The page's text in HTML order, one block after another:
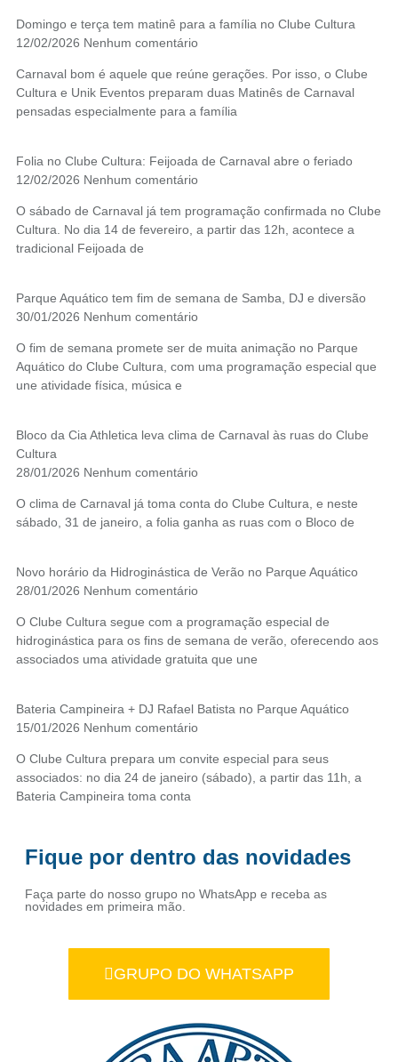
Domingo e terça tem matinê para a família no Clube Cultura
12/02/2026 Nenhum comentário
Carnaval bom é aquele que reúne gerações. Por isso, o Clube
Cultura e Unik Eventos preparam duas Matinês de Carnaval
pensadas especialmente para a família
Folia no Clube Cultura: Feijoada de Carnaval abre o feriado
12/02/2026 Nenhum comentário
O sábado de Carnaval já tem programação confirmada no Clube
Cultura. No dia 14 de fevereiro, a partir das 12h, acontece a
tradicional Feijoada de
Parque Aquático tem fim de semana de Samba, DJ e diversão
30/01/2026 Nenhum comentário
O fim de semana promete ser de muita animação no Parque
Aquático do Clube Cultura, com uma programação especial que
une atividade física, música e
Bloco da Cia Athletica leva clima de Carnaval às ruas do Clube
Cultura
28/01/2026 Nenhum comentário
O clima de Carnaval já toma conta do Clube Cultura, e neste
sábado, 31 de janeiro, a folia ganha as ruas com o Bloco de
Novo horário da Hidroginástica de Verão no Parque Aquático
28/01/2026 Nenhum comentário
O Clube Cultura segue com a programação especial de
hidroginástica para os fins de semana de verão, oferecendo aos
associados uma atividade gratuita que une
Bateria Campineira + DJ Rafael Batista no Parque Aquático
15/01/2026 Nenhum comentário
O Clube Cultura prepara um convite especial para seus
associados: no dia 24 de janeiro (sábado), a partir das 11h, a
Bateria Campineira toma conta
Fique por dentro das novidades
Faça parte do nosso grupo no WhatsApp e receba as
novidades em primeira mão.
GRUPO DO WHATSAPP